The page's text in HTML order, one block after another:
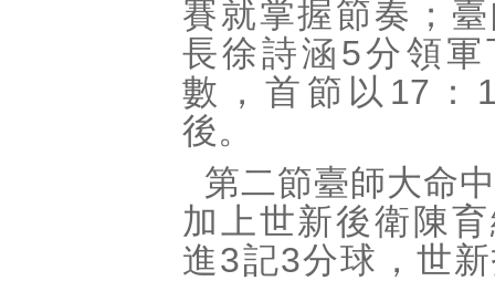
賽就掌握節奏；
長徐詩涵5分領軍
數，首節以17：
後。
第二節臺師大命
加上世新後衛陳
進3記3分球，世